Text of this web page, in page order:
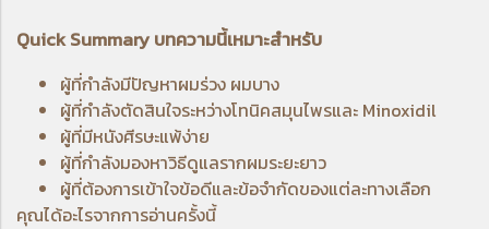
Quick Summary บทความนี้เหมาะสำหรับ
ผู้ที่กำลังมีปัญหาผมร่วง ผมบาง
ผู้ที่กำลังตัดสินใจระหว่างโทนิคสมุนไพรและ Minoxidil
ผู้ที่มีหนังศีรษะแพ้ง่าย
ผู้ที่กำลังมองหาวิธีดูแลรากผมระยะยาว
ผู้ที่ต้องการเข้าใจข้อดีและข้อจำกัดของแต่ละทางเลือก
คุณได้อะไรจากการอ่านครั้งนี้